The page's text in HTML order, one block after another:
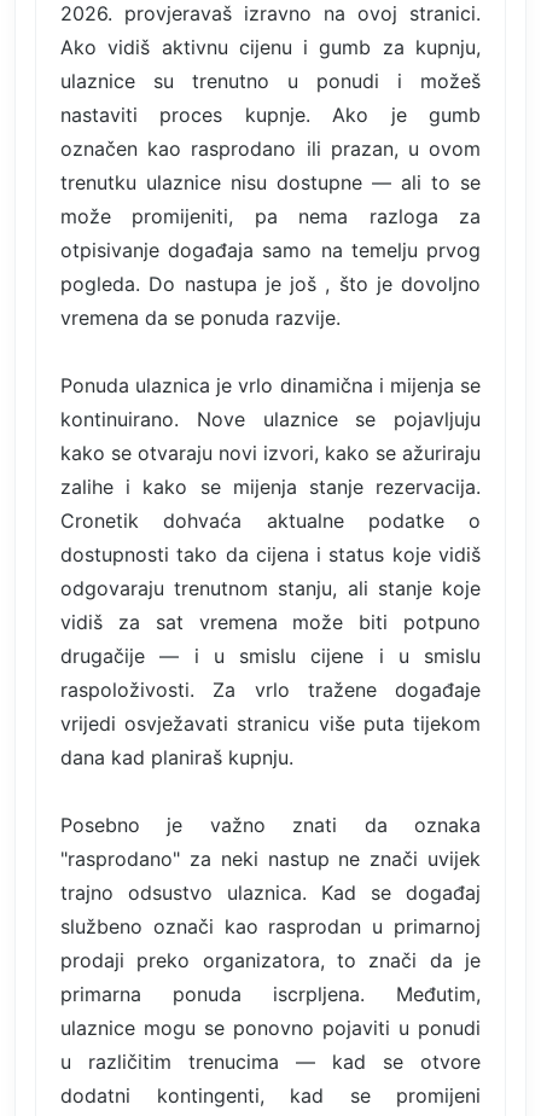
2026. provjeravaš izravno na ovoj stranici.
Ako vidiš aktivnu cijenu i gumb za kupnju,
ulaznice su trenutno u ponudi i možeš
nastaviti proces kupnje. Ako je gumb
označen kao rasprodano ili prazan, u ovom
trenutku ulaznice nisu dostupne — ali to se
može promijeniti, pa nema razloga za
otpisivanje događaja samo na temelju prvog
pogleda. Do nastupa je još , što je dovoljno
vremena da se ponuda razvije.
Ponuda ulaznica je vrlo dinamična i mijenja se
kontinuirano. Nove ulaznice se pojavljuju
kako se otvaraju novi izvori, kako se ažuriraju
zalihe i kako se mijenja stanje rezervacija.
Cronetik dohvaća aktualne podatke o
dostupnosti tako da cijena i status koje vidiš
odgovaraju trenutnom stanju, ali stanje koje
vidiš za sat vremena može biti potpuno
drugačije — i u smislu cijene i u smislu
raspoloživosti. Za vrlo tražene događaje
vrijedi osvježavati stranicu više puta tijekom
dana kad planiraš kupnju.
Posebno je važno znati da oznaka
"rasprodano" za neki nastup ne znači uvijek
trajno odsustvo ulaznica. Kad se događaj
službeno označi kao rasprodan u primarnoj
prodaji preko organizatora, to znači da je
primarna ponuda iscrpljena. Međutim,
ulaznice mogu se ponovno pojaviti u ponudi
u različitim trenucima — kad se otvore
dodatni kontingenti, kad se promijeni